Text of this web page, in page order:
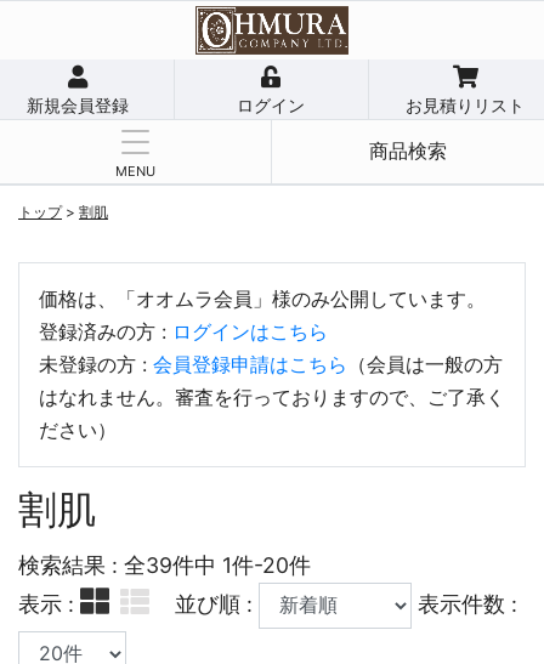
新規会員登録 ログイン お見積りリスト
MENU
商品検索
トップ> 割肌
価格は、「オオムラ会員」様のみ公開しています。
登録済みの方 : ログインはこちら
未登録の方 : 会員登録申請はこちら （会員は一般の方
はなれません。審査を行っておりますので、ご了承く
ださい）
割肌
検索結果 : 全39件中 1件-20件
表示 :
並び順 : 表示件数 :